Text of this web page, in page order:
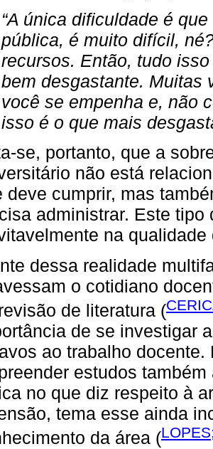
“A única dificuldade é
pública, é muito difícil,
recursos. Então, tudo
bem desgastante. Muitas
você se empenha e, não
isso é o que mais
se, portanto, que a
não está
deve cumprir, mas
administrar. Este
na
dessa realidade
o cotidiano
de literatura (
de se investigar
ao trabalho
estudos
no que diz respeito à
tema esse ainda
da área (